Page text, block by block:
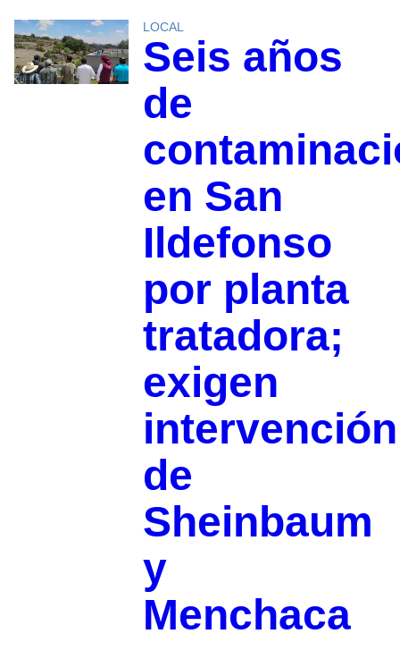
LOCAL
Seis años
de
en San
Ildefonso
por planta
tratadora;
exigen
intervención
de
Sheinbaum
y
Menchaca